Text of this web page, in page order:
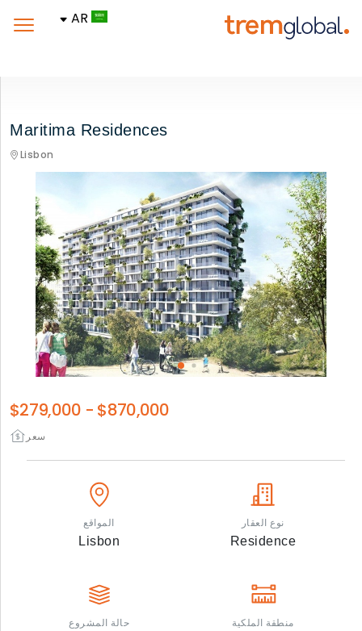
AR
Maritima Residences
Lisbon
سعر
$279,000 - $870,000
نوع العقار
Residence
المواقع
Lisbon
منطقة الملكية
حالة المشروع